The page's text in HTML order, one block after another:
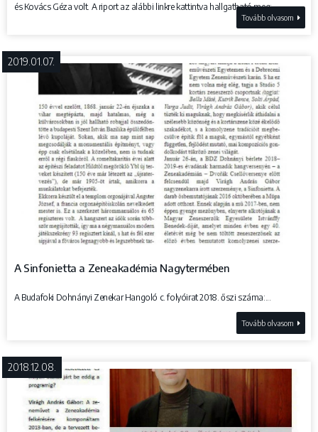
és Kovács Géza volt. A riport az alábbi linkre kattintva hallgatható meg:...
Tovább olvasom
2019.01.07.
A Sinfonietta a Zeneakadémia Nagytermében
A Budafoki Dohnányi Zenekar Hangoló c. folyóirat 2018. őszi száma:...
Tovább olvasom
2018.12.08.